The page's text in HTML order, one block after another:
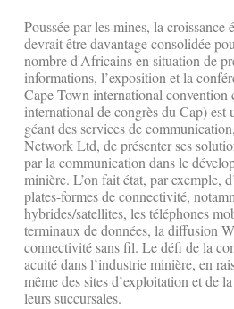
Poussée par les mines, la
devrait être davantage consolidée
nombre d'Africains en situation de
informations, l’exposition et la
Cape Town international convention
international de congrès du Cap) est
géant des services de
Network Ltd, de présenter ses
par la communication dans le
minière. L’on fait état, par exemple,
plates-formes de connectivité,
hybrides/satellites, les téléphones
terminaux de données, la diffusion
connectivité sans fil. Le défi de la
acuité dans l’industrie minière, en
même des sites d’exploitation et de
leurs succursales.